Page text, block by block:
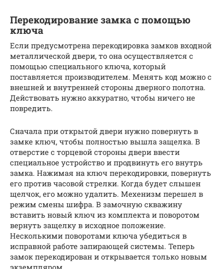
Перекодирование замка с помощью
ключа
Если предусмотрена перекодировка замков входной
металлической двери, то она осуществляется с
помощью специального ключа, который
поставляется производителем. Менять код можно с
внешней и внутренней стороны дверного полотна.
Действовать нужно аккуратно, чтобы ничего не
повредить.
Сначала при открытой двери нужно повернуть в
замке ключ, чтобы полностью вышла защелка. В
отверстие с торцевой стороны двери ввести
специальное устройство и продвинуть его внутрь
замка. Нажимая на ключ перекодировки, повернуть
его против часовой стрелки. Когда будет слышен
щелчок, его можно удалить. Мехенизм перешел в
режим смены шифра. В замочную скважину
вставить новый ключ из комплекта и поворотом
вернуть защелку в исходное положение.
Несколькими поворотами ключа убедиться в
исправной работе запирающей системы. Теперь
замок перекодирован и открывается только новым
экземпляром.